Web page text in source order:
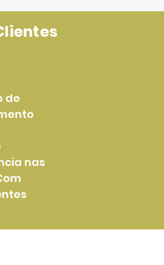
de
nas